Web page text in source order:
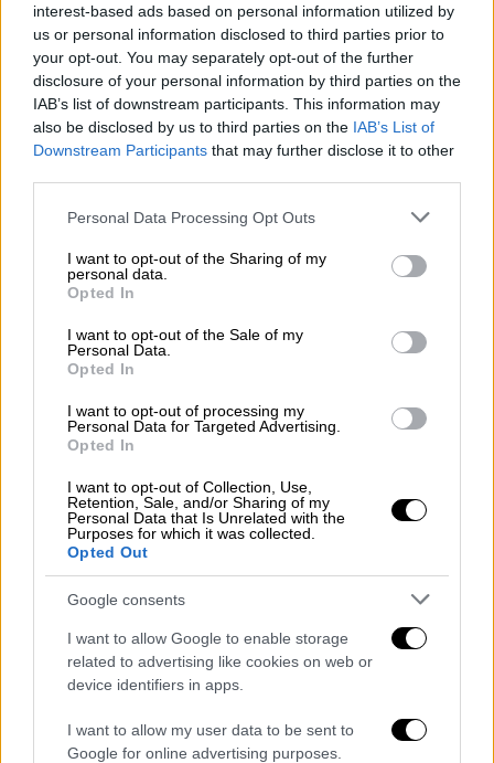
interest-based ads based on personal information utilized by
us or personal information disclosed to third parties prior to
your opt-out. You may separately opt-out of the further
disclosure of your personal information by third parties on the
IAB’s list of downstream participants. This information may
also be disclosed by us to third parties on the IAB’s List of
Downstream Participants that may further disclose it to other
Please note that this website/app uses one or more Google
not limited to your visit or usage behaviour. You may click to
grant or deny consent to Google and its third-party tags to
use your data for below specified purposes in below Google
consent section.
Personal Data Processing Opt Outs
I want to opt-out of the Sharing of my
personal data.
Opted In
I want to opt-out of the Sale of my
Personal Data.
Opted In
I want to opt-out of processing my
Personal Data for Targeted Advertising.
Opted In
I want to opt-out of Collection, Use,
Retention, Sale, and/or Sharing of my
Personal Data that Is Unrelated with the
Purposes for which it was collected.
Opted Out
Google consents
I want to allow Google to enable storage
related to advertising like cookies on web or
device identifiers in apps.
I want to allow my user data to be sent to
Google for online advertising purposes.
Το ελικόπτερο απογειώθηκε στις 12.30 από
την Ελευσίνα προκειμένου να παραλάβει δύο
ζευγάριαΑμερικανών τουριστώναπό τη
Βουλιαγμένη και να μεταφέρει στη Μύκονο.
Λίγα δευτερόλεπτα μετά την απογείωση το
οδηγία στους επιβάτες να πηδήξουν και
έπειτα πήδηξε και αυτός.
ΔΙΑΒΑΣΤΕ ΕΠΙΣΗΣ
Ελλάδα|15.06.2025 14:15
Καρέ καρέ η στιγμή της πτώσης του
ελικοπτέρου στη Βουλιαγμένη - Σώοι
οι 5 επιβαίνοντες